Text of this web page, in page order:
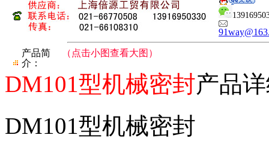
产品简
介：
（点击小图查看大图）
DM101型机械密封产品
DM101型机械密封